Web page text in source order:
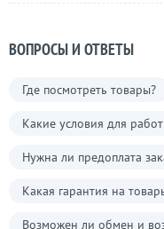
ВОПРОСЫ И ОТВЕТЫ
Где посмотреть товары?
Какие условия для
Нужна ли предоплата
Какая гарантия на
Возможен ли обмен и